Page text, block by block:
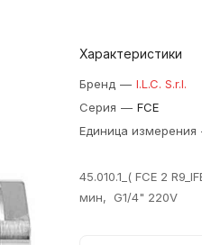
Характеристики
Бренд — I.L.C. S.r.l.
Серия — FCE
Единица измерения
45.010.1_( FCE 2
мин, G1/4" 220V